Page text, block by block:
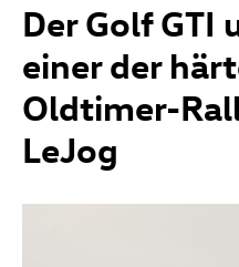
DerGolf GTI
einer der
Oldtimer-
LeJog